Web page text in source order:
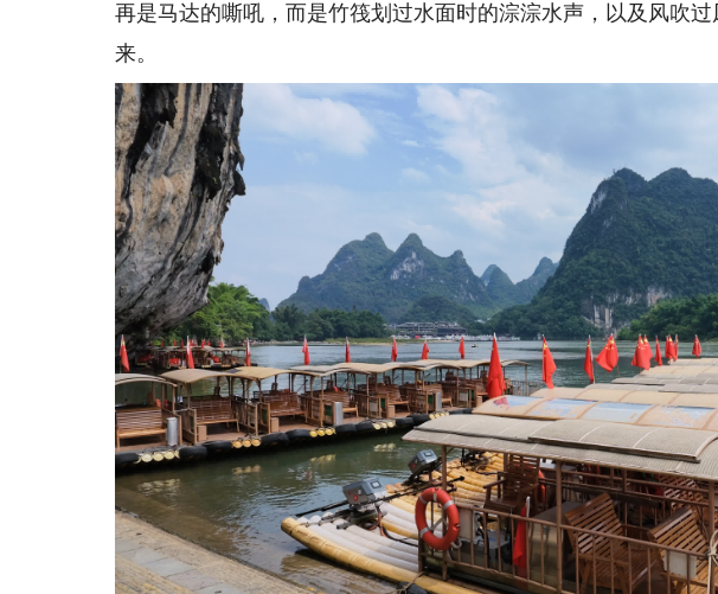
再是马达的嘶吼，而是竹筏划过水面时的淙淙水声，以及风吹
来。